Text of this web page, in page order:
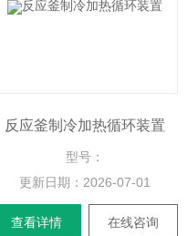
反应釜制冷加热循环装置
型号：
更新日期： 2026-07-01
查看详情 在线咨询